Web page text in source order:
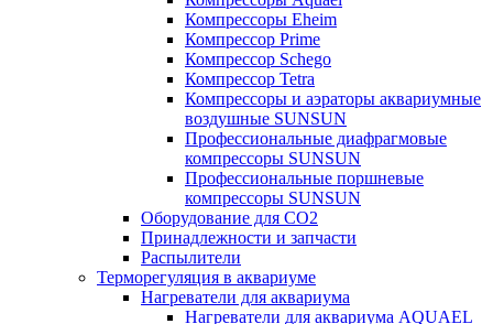
Компрессоры Eheim
Компрессор Prime
Компрессор Schego
Компрессор Tetra
Компрессоры и аэраторы аквариумные
воздушные SUNSUN
Профессиональные диафрагмовые
компрессоры SUNSUN
Профессиональные поршневые
компрессоры SUNSUN
Оборудование для CO2
Принадлежности и запчасти
Распылители
Терморегуляция в аквариуме
Нагреватели для аквариума
Нагреватели для аквариума AQUAEL